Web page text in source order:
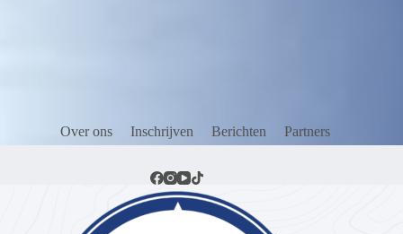
Over ons Inschrijven Berichten Partners